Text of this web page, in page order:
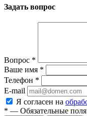
Задать вопрос
Вопрос *
Ваше имя *
Телефон *
E-mail
Я согласен на
* — Обязательные поля